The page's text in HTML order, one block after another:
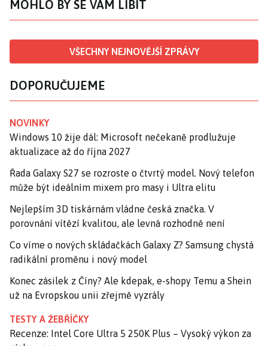
MOHLO BY SE VÁM LÍBIT
VŠECHNY NEJNOVĚJŠÍ ZPRÁVY
DOPORUČUJEME
NOVINKY
Windows 10 žije dál: Microsoft nečekaně prodlužuje
aktualizace až do října 2027
Řada Galaxy S27 se rozroste o čtvrtý model. Nový telefon
může být ideálním mixem pro masy i Ultra elitu
Nejlepším 3D tiskárnám vládne česká značka. V
porovnání vítězí kvalitou, ale levná rozhodně není
Co víme o nových skládačkách Galaxy Z? Samsung chystá
radikální proměnu i nový model
Konec zásilek z Číny? Ale kdepak, e-shopy Temu a Shein
už na Evropskou unii zřejmě vyzrály
TESTY A ŽEBŘÍČKY
Recenze: Intel Core Ultra 5 250K Plus – Vysoký výkon za